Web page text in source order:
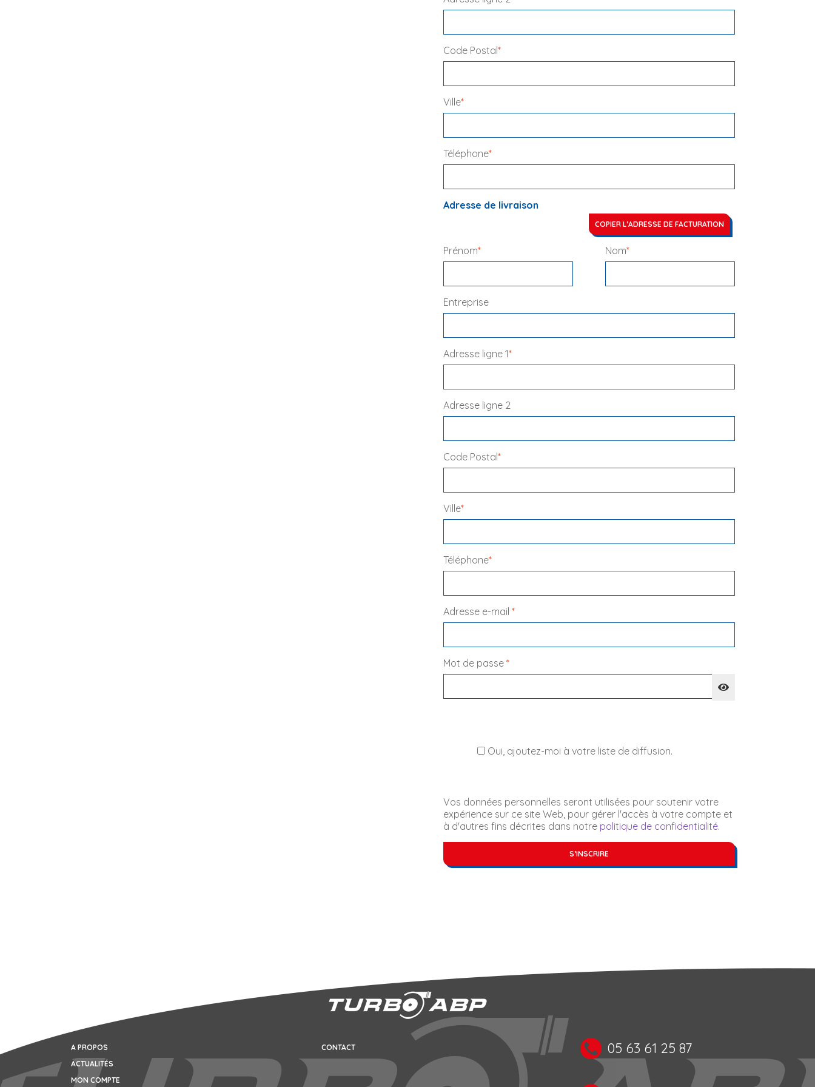
Code Postal*
Ville*
Téléphone*
Adresse de livraison
COPIER L’ADRESSE DE FACTURATION
Prénom* Nom*
Entreprise
Adresse ligne 1*
Adresse ligne 2
Code Postal*
Ville*
Téléphone*
Adresse e-mail *
Mot de passe *
Oui, ajoutez-moi à votre liste de diffusion.
Vos données personnelles seront utilisées pour soutenir votre
expérience sur ce site Web, pour gérer l'accès à votre compte et
à d'autres fins décrites dans notre politique de confidentialité.
S’INSCRIRE
A PROPOS
ACTUALITÉS
MON COMPTE
CONTACT 05 63 61 25 87